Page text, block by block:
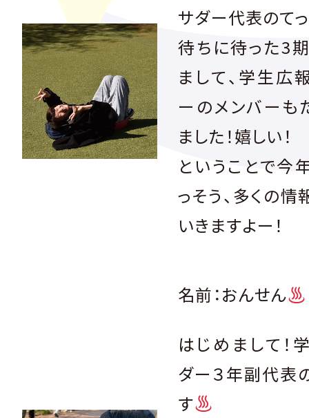
サダー代表のてっ
待ちに待った3
まして、学生広
ーのメンバーも
ました！嬉しい！
ということで今
っそう、多くの
いきますよー！
名前：おんせん
はじめまして！
ダー３年副代表
す